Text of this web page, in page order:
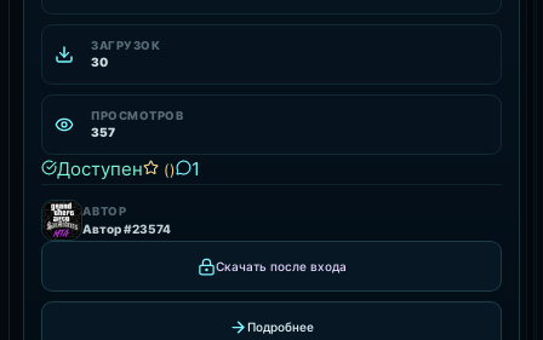
ЗАГРУЗОК
30
ПРОСМОТРОВ
357
Доступен () 1
АВТОР
Автор #23574
Скачать после входа
Подробнее
СКАЧАТЬ СИСТЕМЫ ДЛЯ MTA СЕРВЕРА